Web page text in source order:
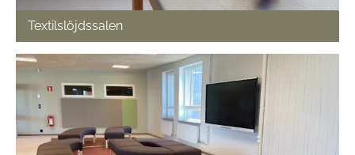
Textilslöjdssalen